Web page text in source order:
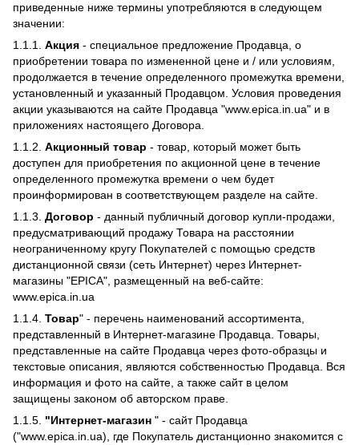
приведенные ниже термины употребляются в следующем
значении:
1.1.1. Акция - специальное предложение Продавца, о
приобретении товара по измененной цене и / или условиям,
продолжается в течение определенного промежутка времени,
установленный и указанный Продавцом. Условия проведения
акции указываются на сайте Продавца "www.epica.in.ua" и в
приложениях настоящего Договора.
1.1.2. Акционный товар - товар, который может быть
доступен для приобретения по акционной цене в течение
определенного промежутка времени о чем будет
проинформирован в соответствующем разделе на сайте.
1.1.3. Договор - данный публичный договор купли-продажи,
предусматривающий продажу Товара на расстоянии
неограниченному кругу Покупателей с помощью средств
дистанционной связи (сеть Интернет) через Интернет-
магазины "EPICA", размещенный на веб-сайте:
www.epica.in.ua
1.1.4. Товар" - перечень наименований ассортимента,
представленный в Интернет-магазине Продавца. Товары,
представленные на сайте Продавца через фото-образцы и
текстовые описания, являются собственностью Продавца. Вся
информация и фото на сайте, а также сайт в целом
защищены законом об авторском праве.
1.1.5. "Интернет-магазин " - сайт Продавца
("www.epica.in.ua), где Покупатель дистанционно знакомится с